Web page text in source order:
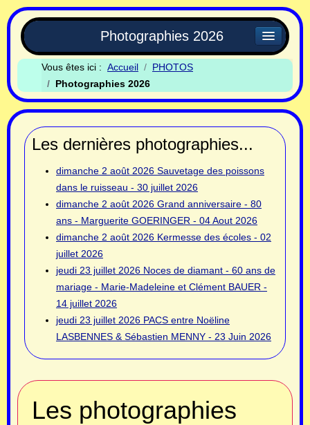
Photographies 2026
Vous êtes ici : Accueil
PHOTOS
Photographies 2026
Les dernières photographies...
dimanche 2 août 2026 Sauvetage des poissons
dans le ruisseau - 30 juillet 2026
dimanche 2 août 2026 Grand anniversaire - 80
ans - Marguerite GOERINGER - 04 Aout 2026
dimanche 2 août 2026 Kermesse des écoles - 02
juillet 2026
jeudi 23 juillet 2026 Noces de diamant - 60 ans de
mariage - Marie-Madeleine et Clément BAUER -
14 juillet 2026
jeudi 23 juillet 2026 PACS entre Noëline
LASBENNES & Sébastien MENNY - 23 Juin 2026
Les photographies